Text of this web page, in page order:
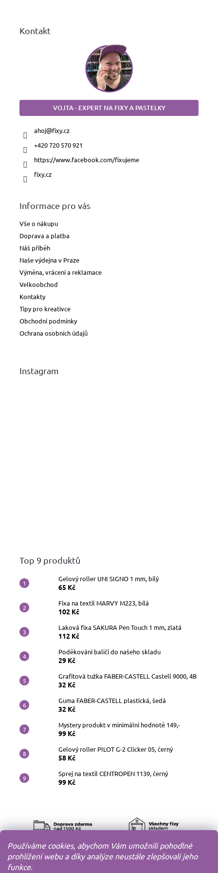
Používáme cookies, abychom Vám umožnili pohodlné
prohlížení webu a díky analýze neustále zlepšovali jeho
funkce.
Kontakt
VOJTA - EXPERT NA FIXY A PASTELKY
ahoj@fixy.cz
+420 720 570 921
https://www.facebook.com/fixujeme
fixy.cz
Informace pro vás
Vše o nákupu
Doprava a platba
Náš příběh
Naše výdejna v Praze
Výměna, vrácení a reklamace
Velkoobchod
Kontakty
Tipy pro kreativce
Obchodní podmínky
Ochrana osobních údajů
Instagram
Top 9 produktů
Gelový roller UNI SIGNO 1 mm, bílý
65 Kč
Fixa na textil MARVY M223, bílá
102 Kč
Laková fixa SAKURA Pen Touch 1 mm, zlatá
112 Kč
Poděkování baliči do našeho skladu
29 Kč
Grafitová tužka FABER-CASTELL Castell 9000, 4B
32 Kč
Guma FABER-CASTELL plastická, šedá
32 Kč
Mystery produkt v minimální hodnotě 149,-
99 Kč
Gelový roller PILOT G-2 Clicker 05, černý
58 Kč
Sprej na textil CENTROPEN 1139, černý
99 Kč